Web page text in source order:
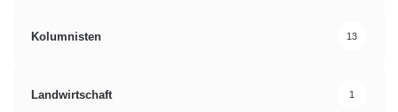
Kolumnisten 13
Landwirtschaft 1